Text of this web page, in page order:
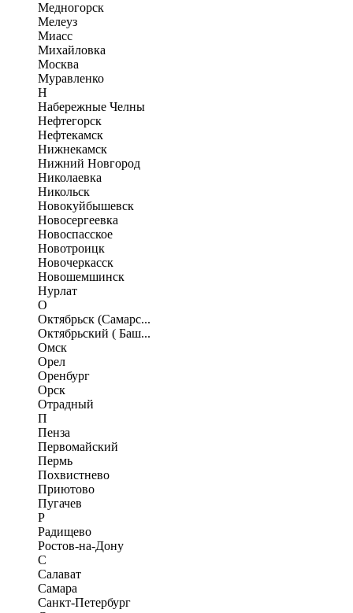
Медногорск
Мелеуз
Миасс
Михайловка
Москва
Муравленко
Н
Набережные Челны
Нефтегорск
Нефтекамск
Нижнекамск
Нижний Новгород
Николаевка
Никольск
Новокуйбышевск
Новосергеевка
Новоспасское
Новотроицк
Новочеркасск
Новошемшинск
Нурлат
О
Октябрьск (Самарс...
Октябрьский ( Баш...
Омск
Орел
Оренбург
Орск
Отрадный
П
Пенза
Первомайский
Пермь
Похвистнево
Приютово
Пугачев
Р
Радищево
Ростов-на-Дону
С
Салават
Самара
Санкт-Петербург